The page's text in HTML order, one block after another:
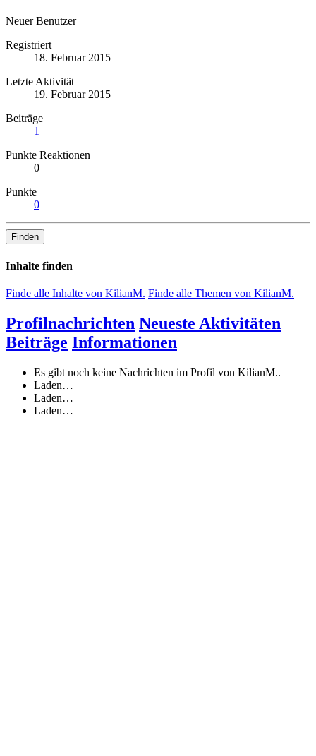
Neuer Benutzer
Registriert
18. Februar 2015
Letzte Aktivität
19. Februar 2015
Beiträge
1
Punkte Reaktionen
0
Punkte
0
Finden
Inhalte finden
Finde alle Inhalte von KilianM. Finde alle Themen von KilianM.
Profilnachrichten Neueste Aktivitäten
Beiträge Informationen
Es gibt noch keine Nachrichten im Profil von KilianM..
Laden…
Laden…
Laden…